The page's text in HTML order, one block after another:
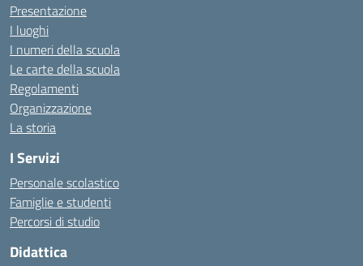
Presentazione
I luoghi
I numeri della scuola
Le carte della scuola
Regolamenti
Organizzazione
La storia
I Servizi
Personale scolastico
Famiglie e studenti
Percorsi di studio
Didattica